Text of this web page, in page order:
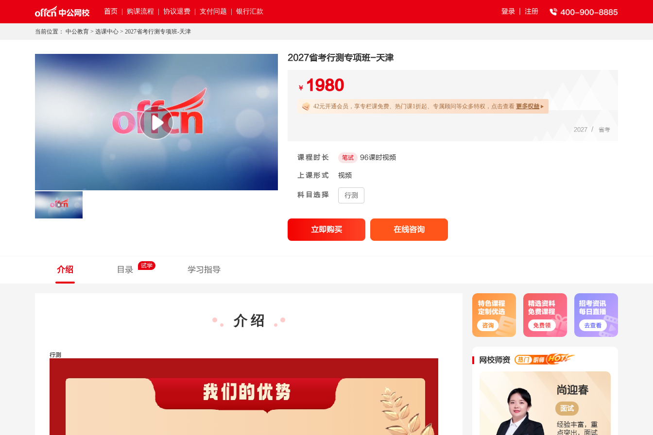
首页 购课流程 | 协议退费 | 支付问题 | 银行汇款 登录 注册
当前位置： 中公教育 > 选课中心 > 2027省考行测专项班-天津
2027省考行测专项班-天津
￥ 1980
42元开通会员，享专栏课免费、热门课1折起、专属顾问等众多特权，点击查看 更多权益
2027 / 省考
课程时长 笔试 96课时视频
上课形式 视频
科目选择 行测
立即购买 在线咨询
介绍 目录 试学 学习指导
介 绍
行测
网校师资
申论
行测理科
经验丰富，重
点突出，面试
刘婉婷
面试
深耕面试8
年，霸气正能